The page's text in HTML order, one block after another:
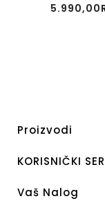
Proizvodi
KORISNIČKI
Vaš Nalog